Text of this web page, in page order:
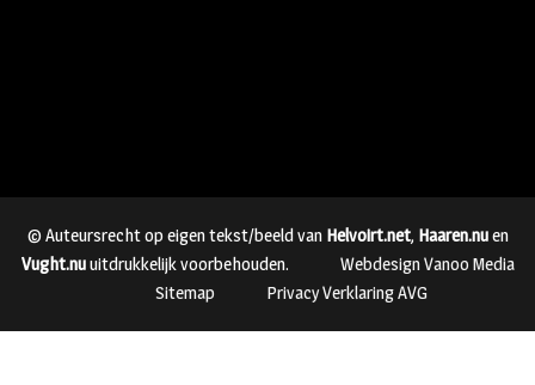
© Auteursrecht op eigen tekst/beeld van Helvoirt.net, Haaren.nuen
Vught.nuuitdrukkelijk voorbehouden.
Webdesign Vanoo Media
Sitemap
Privacy Verklaring AVG